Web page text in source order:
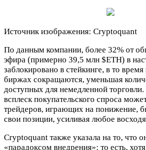
Источник изображения: Cryptoquant
По данным компании, более 32% от
эфира (примерно 39,5 млн $ETH) в
заблокировано в стейкинге, в то время
биржах сокращаются, уменьшая
доступных для немедленной
всплеск покупательского спроса
трейдеров, играющих на понижение,
свои позиции, усиливая любое
Cryptoquant также указала на то, что
«парадоксом внедрения»: то есть,